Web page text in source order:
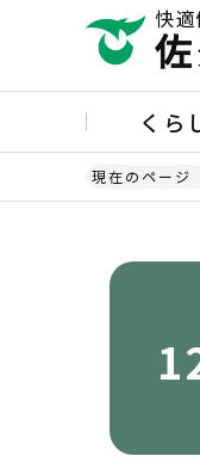
ー
の
くら
現在のページ